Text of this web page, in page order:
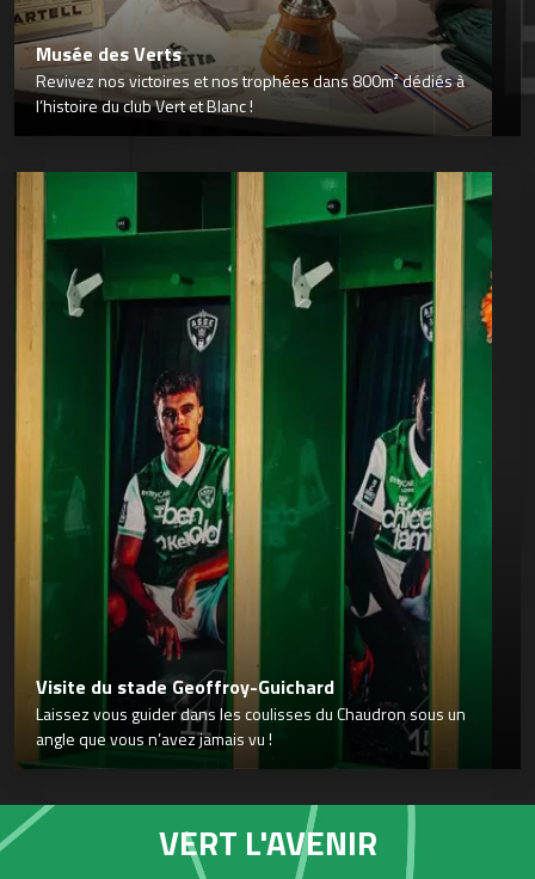
Musée des Verts
Revivez nos victoires et nos trophées dans 800m² dédiés à
l’histoire du club Vert et Blanc !
Visite du stade Geoffroy-Guichard
Laissez vous guider dans les coulisses du Chaudron sous un
angle que vous n’avez jamais vu !
VERT L'AVENIR